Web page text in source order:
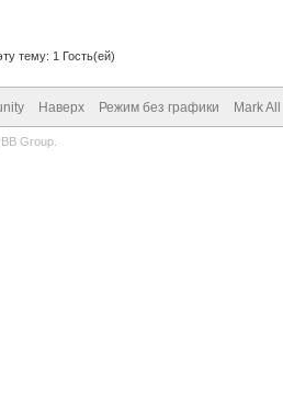
тему: 1 Гость(ей)
Наверх Режим без графики Mark
Group